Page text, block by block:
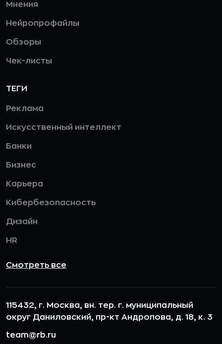
Мнения
Нейропрофайлы
Обзоры
Чек-листы
ТЕГИ
Реклама
Искусственный интеллект
Банки
Бизнес
Карьера
Кибербезопасность
Дизайн
HR
Смотреть все
115432, г. Москва, вн. тер. г. муниципальный
округ Даниловский, пр-кт Андропова, д. 18, к. 3
team@rb.ru